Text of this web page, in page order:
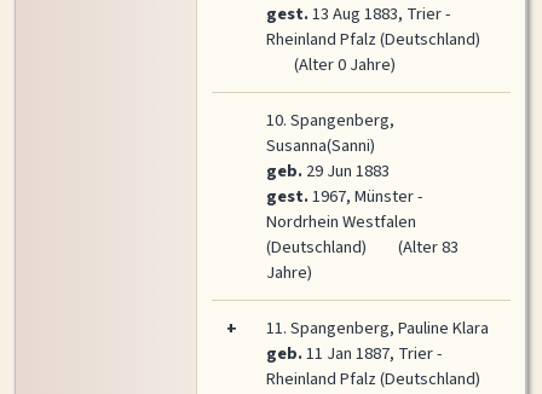
gest.13 Aug 1883, Trier -
Rheinland Pfalz (Deutschland)
(Alter 0 Jahre)
10.Spangenberg,
Susanna(Sanni)
geb.29 Jun 1883
gest.1967, Münster -
Nordrhein Westfalen
(Deutschland)
(Alter 83
Jahre)
+ 11.Spangenberg, Pauline Klara
geb.11 Jan 1887, Trier -
Rheinland Pfalz (Deutschland)